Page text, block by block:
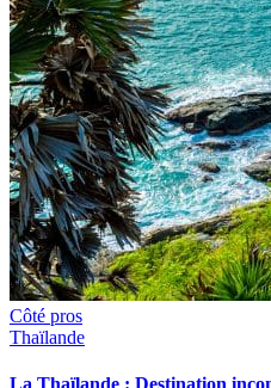
Côté pros
Thaïlande